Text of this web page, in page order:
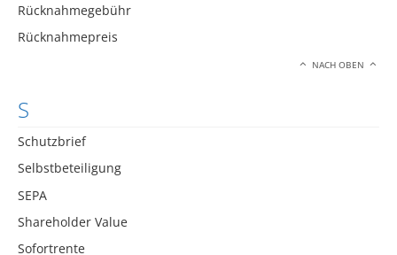
Rücknahmegebühr
Rücknahmepreis
NACH OBEN
S
Schutzbrief
Selbstbeteiligung
SEPA
Shareholder Value
Sofortrente